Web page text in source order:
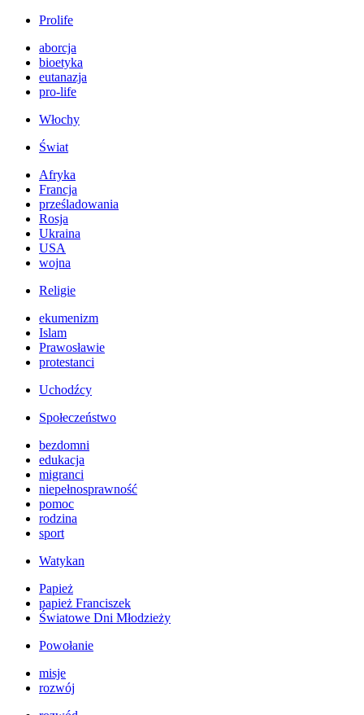
Prolife
aborcja
bioetyka
eutanazja
pro-life
Włochy
Świat
Afryka
Francja
prześladowania
Rosja
Ukraina
USA
wojna
Religie
ekumenizm
Islam
Prawosławie
protestanci
Uchodźcy
Społeczeństwo
bezdomni
edukacja
migranci
niepełnosprawność
pomoc
rodzina
sport
Watykan
Papież
papież Franciszek
Światowe Dni Młodzieży
Powołanie
misje
rozwój